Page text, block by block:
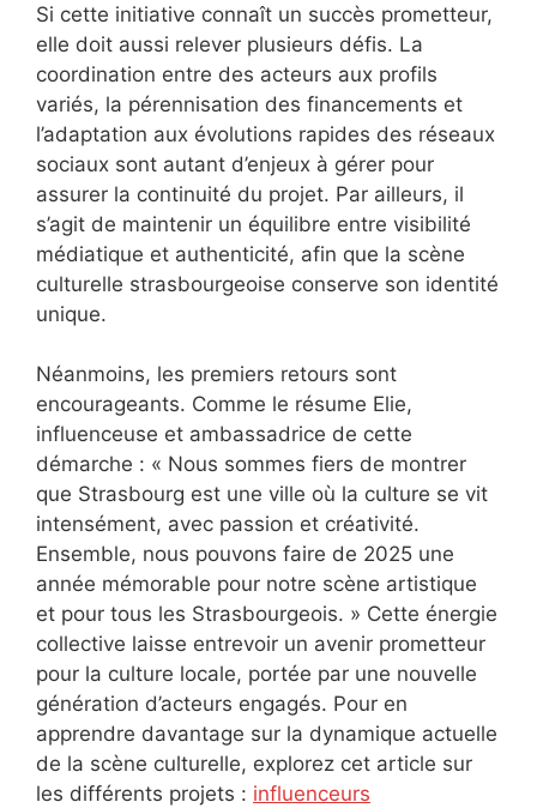
Si cette initiative connaît un succès prometteur,
elle doit aussi relever plusieurs défis. La
coordination entre des acteurs aux profils
variés, la pérennisation des financements et
l’adaptation aux évolutions rapides des réseaux
sociaux sont autant d’enjeux à gérer pour
assurer la continuité du projet. Par ailleurs, il
s’agit de maintenir un équilibre entre visibilité
médiatique et authenticité, afin que la scène
culturelle strasbourgeoise conserve son identité
unique.
Néanmoins, les premiers retours sont
encourageants. Comme le résume Elie,
influenceuse et ambassadrice de cette
démarche : « Nous sommes fiers de montrer
que Strasbourg est une ville où la culture se vit
intensément, avec passion et créativité.
Ensemble, nous pouvons faire de 2025 une
année mémorable pour notre scène artistique
et pour tous les Strasbourgeois. » Cette énergie
collective laisse entrevoir un avenir prometteur
pour la culture locale, portée par une nouvelle
génération d’acteurs engagés. Pour en
apprendre davantage sur la dynamique actuelle
de la scène culturelle, explorez cet article sur
les différents projets : influenceurs